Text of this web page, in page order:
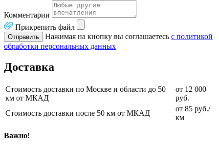
Комментарии
Прикрепить файл
Отправить Нажимая на кнопку вы соглашаетесь с политикой
обработки персональных данных
Доставка
Стоимость доставки по Москве и области до 50
км от МКАД
от 12 000
руб.
Стоимость доставки после 50 км от МКАД
от 85 руб./
км
Важно!